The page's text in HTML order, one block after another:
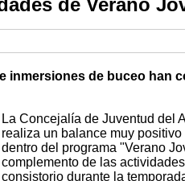
de Verano
inmersiones de buceo han
La Concejalía de Juventud del
realiza un balance muy
dentro del programa "Verano
complemento de las
consistorio durante la